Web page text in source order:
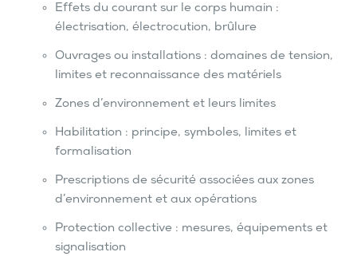
Effets du courant sur le corps humain :
électrisation, électrocution, brûlure
Ouvrages ou installations : domaines de tension,
limites et reconnaissance des matériels
Zones d’environnement et leurs limites
Habilitation : principe, symboles, limites et
formalisation
Prescriptions de sécurité associées aux zones
d’environnement et aux opérations
Protection collective : mesures, équipements et
signalisation